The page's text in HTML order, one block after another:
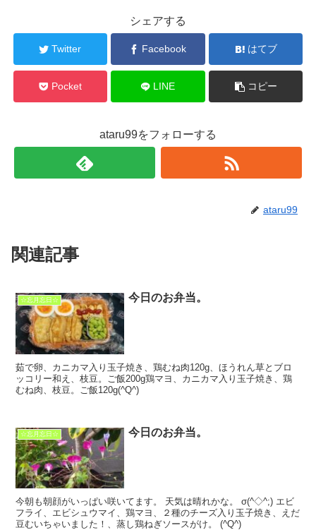
シェアする
Twitter Facebook はてブ
Pocket LINE コピー
ataru99をフォローする
ataru99
関連記事
☆忘月忘日☆ 今日のお弁当。
茹で卵、カニカマ入り玉子焼き、鶏むね肉120g、ほうれん草とブロ
ッコリー和え、枝豆。ご飯200g鶏マヨ、カニカマ入り玉子焼き、鶏
むね肉、枝豆。ご飯120g(^Q^)
☆忘月忘日☆ 今日のお弁当。
今朝も朝顔がいっぱい咲いてます。 天気は晴れかな。 σ(^◇^;) エビ
フライ、エビシュウマイ、鶏マヨ、２種のチーズ入り玉子焼き、えだ
豆むいちゃいました！、蒸し鶏ねぎソースがけ。 (^Q^)